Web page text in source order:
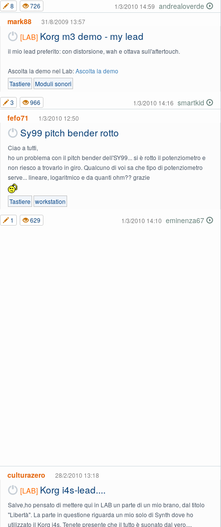
andrealoverde
1/3/2010 14:59
8 726
mark88 31/8/2009 13:57
[LAB] Korg m3 demo - my lead
il mio lead preferito: con distorsione, wah e ottava sull'aftertouch.
Ascolta la demo nel Lab:Ascolta la demo
Tastiere Moduli sonori
smartkid
1/3/2010 14:16
3 966
fefo71 1/3/2010 12:50
Sy99 pitch bender rotto
Ciao a tutti,
ho un problema con il pitch bender dell'SY99... si è rotto il potenziometro e
non riesco a trovarlo in giro. Qualcuno di voi sa che tipo di potenziometro
serve... lineare, logaritmico e da quanti ohm?? grazie
Tastiere workstation
eminenza67
1/3/2010 14:10
1 629
culturazero 28/2/2010 13:18
[LAB] Korg i4s-lead....
Salve,ho pensato di mettere qui in LAB un parte di un mio brano, dal titolo
"Libertà". La parte in questione riguarda un mio solo di Synth dove ho
utilizzato il Korg i4s. Tenete presente che il tutto è suonato dal vero,...